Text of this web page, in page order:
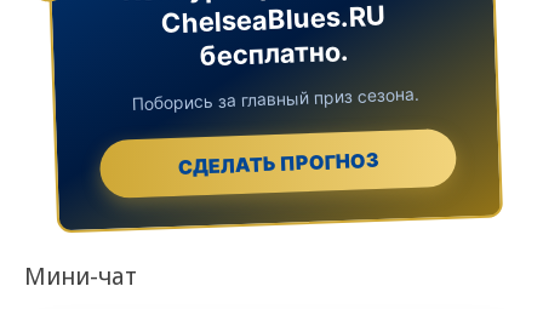
ChelseaBlues.RU
бесплатно.
Поборись за главный приз сезона.
СДЕЛАТЬ ПРОГНОЗ
Мини-чат